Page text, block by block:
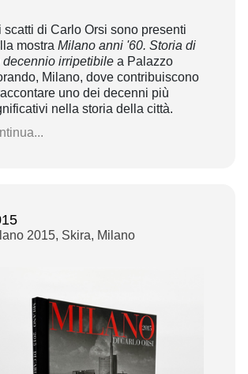
scatti di Carlo Orsi sono presenti
mostra Milano anni '60. Storia di
decennio irripetibile a Palazzo
Milano, dove contribuiscono
uno dei decenni più
nella storia della città.
2015, Skira, Milano